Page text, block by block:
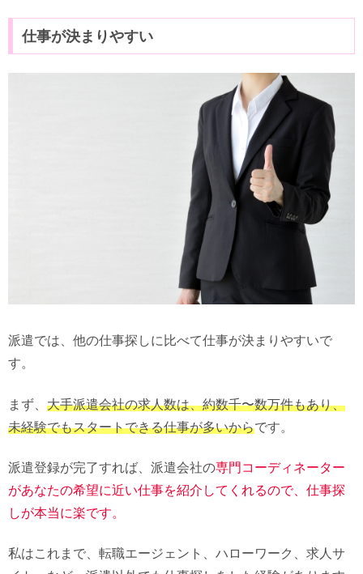
仕事が決まりやすい
派遣では、他の仕事探しに比べて仕事が決まりやすいで
す。
まず、 大手派遣会社の求人数は、約数千〜数万件もあり、
未経験でもスタートできる仕事が多いからです。
派遣登録が完了すれば、派遣会社の専門コーディネーター
があなたの希望に近い仕事を紹介してくれるので、仕事探
しが本当に楽です。
私はこれまで、転職エージェント、ハローワーク、求人サ